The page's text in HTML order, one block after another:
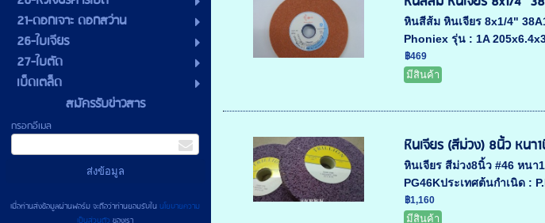
21-ดอกเจาะ ดอกสว่าน
26-ใบเจียร
27-ใบตัด
เบ็ดเตล็ด
สมัครรับข่าวสาร
กรอกอีเมล
เมื่อท่านส่งข้อมูลผ่านฟอร์ม จะถือว่าท่านยอมรับในนโยบายความ
หินสีส้ม หินเจียร 8x1/4"
Phoniex รุ่น : 1A
฿469
มีสินค้า
หินเจียร (สีม่วง) 8นิ้ว หนา
หินเจียร สีม่วง8นิ้ว #46 หนา
PG46Kประเทศต้นกำเนิด :
฿1,160
มีสินค้า